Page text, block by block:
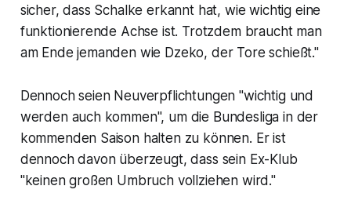
sicher, dass Schalke erkannt hat, wie wichtig eine
funktionierende Achse ist. Trotzdem braucht man
am Ende jemanden wie Dzeko, der Tore schießt."
Dennoch seien Neuverpflichtungen "wichtig und
werden auch kommen", um die Bundesliga in der
kommenden Saison halten zu können. Er ist
dennoch davon überzeugt, dass sein Ex-Klub
"keinen großen Umbruch vollziehen wird."